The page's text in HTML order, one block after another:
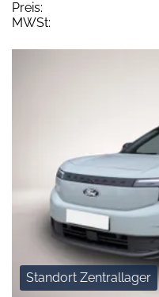
Preis:
MWSt:
Standort Zentrallager